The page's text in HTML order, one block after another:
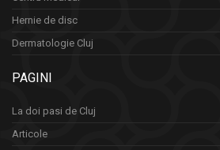
Hernie de disc
Dermatologie Cluj
PAGINI
La doi pasi de Cluj
Articole